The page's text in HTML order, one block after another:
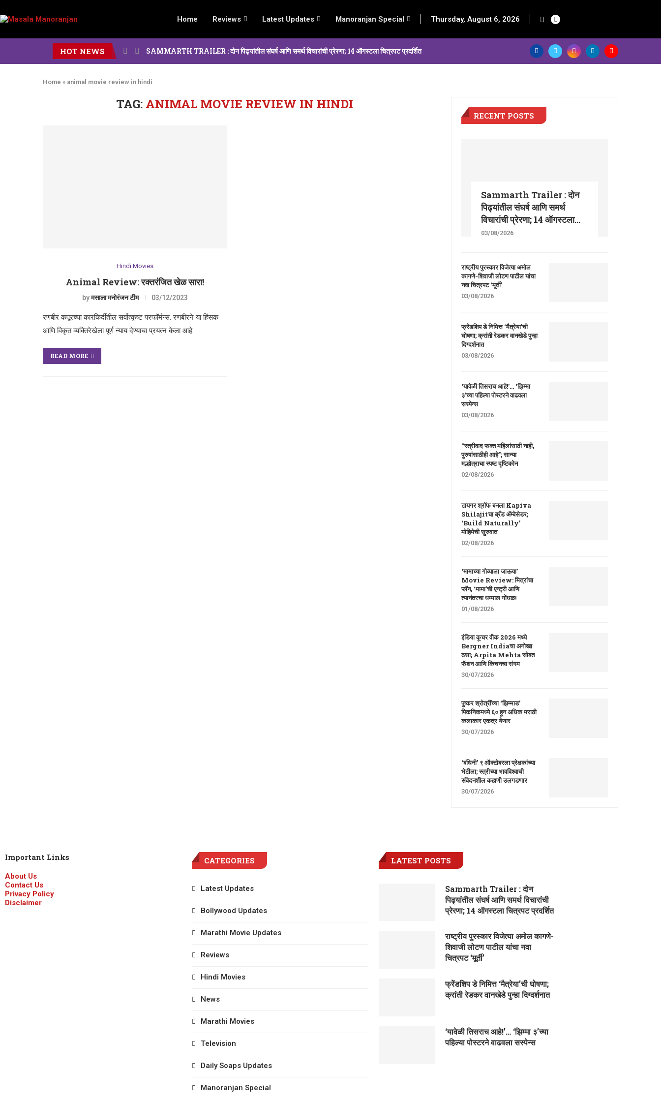
Home Reviews Latest Updates Manoranjan Special Thursday, August 6, 2026
HOT NEWS SAMMARTH TRAILER : दोन पिढ्यांतील संघर्ष आणि समर्थ विचारांची प्रेरणा; 14 ऑगस्टला चित्रपट प्रदर्शित
Home » animal movie review in hindi
TAG: ANIMAL MOVIE REVIEW IN HINDI
Hindi Movies
Animal Review: रक्तरंजित खेळ सारा!
byमसाला मनोरंजन टीम 03/12/2023
रणबीर कपूरच्या कारकिर्दीतील सर्वोत्कृष्ट परफॉर्मन्स. रणबीरने या हिंसक
आणि विकृत व्यक्तिरेखेला पूर्ण न्याय देण्याचा प्रयत्न केला आहे.
READ MORE
RECENT POSTS
Sammarth Trailer : दोन
पिढ्यांतील संघर्ष आणि समर्थ
विचारांची प्रेरणा; 14 ऑगस्टला...
03/08/2026
राष्ट्रीय पुरस्कार विजेत्या अमोल
कागणे-शिवाजी लोटण पाटील यांचा
नवा चित्रपट ‘मूर्ती’
03/08/2026
फ्रेंडशिप डे निमित्त ‘मैत्रेया’ची
घोषणा; क्रांती रेडकर वानखेडे पुन्हा
दिग्दर्शनात
03/08/2026
‘यावेळी तिसराच आहे!’… ‘झिम्मा
३’च्या पहिल्या पोस्टरने वाढवला
सस्पेन्स
03/08/2026
“स्त्रीवाद फक्त महिलांसाठी नाही,
पुरुषांसाठीही आहे”; सान्या
मल्होत्राचा स्पष्ट दृष्टिकोन
02/08/2026
टायगर श्रॉफ बनला Kapiva
Shilajitचा ब्रँड ॲम्बेसेडर;
‘Build Naturally’
मोहिमेची सुरुवात
02/08/2026
‘मामाच्या गोव्याला जाऊया’
Movie Review: मित्रांचा
प्लॅन, ‘मामा’ची एन्ट्री आणि
त्यानंतरचा धम्माल गोंधळ!
01/08/2026
इंडिया कूचर वीक 2026 मध्ये
Bergner Indiaचा अनोखा
ठसा; Arpita Mehta सोबत
फॅशन आणि किचनचा संगम
30/07/2026
पुष्कर श्रोत्रींच्या ‘झिम्माड’
पिकनिकमध्ये ६० हून अधिक मराठी
कलाकार एकत्र येणार
30/07/2026
‘बंधिनी’ ९ ऑक्टोबरला प्रेक्षकांच्या
भेटीला; स्त्रीच्या भावविश्वाची
संवेदनशील कहाणी उलगडणार
30/07/2026
Important Links
About Us
Contact Us
Privacy Policy
Disclaimer
CATEGORIES
Latest Updates
Bollywood Updates
Marathi Movie Updates
Reviews
Hindi Movies
News
Marathi Movies
Television
Daily Soaps Updates
Manoranjan Special
LATEST POSTS
Sammarth Trailer : दोन
पिढ्यांतील संघर्ष आणि समर्थ विचारांची
प्रेरणा; 14 ऑगस्टला चित्रपट प्रदर्शित
राष्ट्रीय पुरस्कार विजेत्या अमोल कागणे-
शिवाजी लोटण पाटील यांचा नवा
चित्रपट ‘मूर्ती’
फ्रेंडशिप डे निमित्त ‘मैत्रेया’ची घोषणा;
क्रांती रेडकर वानखेडे पुन्हा दिग्दर्शनात
‘यावेळी तिसराच आहे!’… ‘झिम्मा ३’च्या
पहिल्या पोस्टरने वाढवला सस्पेन्स